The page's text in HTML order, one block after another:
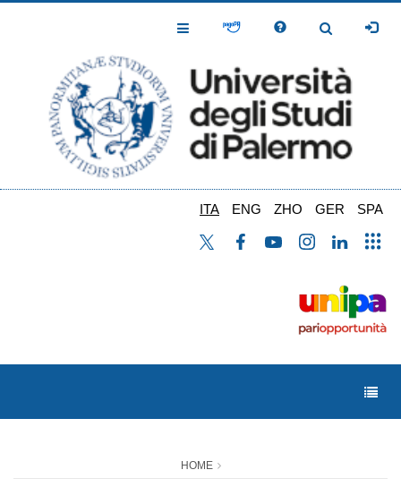
Toggle
Toggle
ITA ENG ZHO GER SPA
HOME